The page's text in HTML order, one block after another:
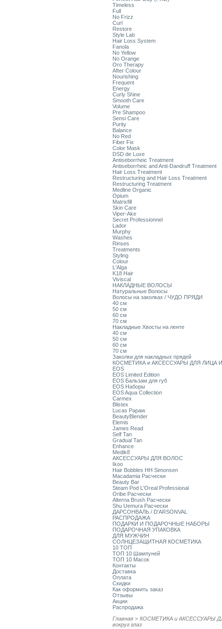
Timeless
Full
No Frizz
Curl
Restore
Style Lab
Hair Loss System
Fanola
No Yellow
No Orange
Oro Therapy
After Colour
Nourishing
Frequent
Energy
Curly Shine
Smooth Care
Volume
Pre Shampoo
Sensi Care
Purity
Balance
No Red
Fiber Fix
Color Mask
DSD de Luxe
Antiseborrheic Treatment
Antiseborrheic and Anti-Dandruff Treatment
Hair Loss Treatment
Restructuring and Hair Loss Treatment
Restructuring Treatment
Medline Organic
Opium
Matrixfill
Skin Care
Viper-Ake
Secret Professionnel
Lador
Murphy
Washes
Rinses
Treatments
Styling
Colour
L'Alga
K18 Hair
Viviscal
НАКЛАДНЫЕ ВОЛОСЫ
Натуральные Волосы
Волосы на заколках / ЧУДО ПРЯДИ
40 см
50 см
60 см
70 см
Накладные Хвосты на ленте
40 см
50 см
60 см
70 см
Заколки для накладных прядей
КОСМЕТИКА и АКСЕССУАРЫ ДЛЯ ЛИЦА
EOS
EOS Limited Edition
EOS Бальзам для губ
EOS Наборы
EOS Aqua Collection
Carmex
Blistex
Lucas Papaw
BeautyBlender
Elemis
James Read
Self Tan
Gradual Tan
Enhance
Medik8
АКСЕССУАРЫ ДЛЯ ВОЛОС
Ikoo
Hair Bobbles HH Simonsen
Macadamia Расчески
Beauty Bar
Steam Pod L'Oreal Professional
Oribe Расчески
Alterna Brush Расчески
Shu Uemura Расчески
ДАРСОНВАЛЬ / D'ARSONVAL
РАСПРОДАЖА
ПОДАРКИ И ПОДАРОЧНЫЕ НАБОРЫ
ПОДАРОЧНАЯ УПАКОВКА
ДЛЯ МУЖЧИН
СОЛНЦЕЗАЩИТНАЯ КОСМЕТИКА
10 ТОП
ТОП 10 Шампуней
ТОП 10 Масок
Контакты
Доставка
Оплата
Скидки
Как оформить заказ
Отзывы
Акции
Распродажа
Главная > КОСМЕТИКА и АКСЕССУАРЫ
вокруг глаз